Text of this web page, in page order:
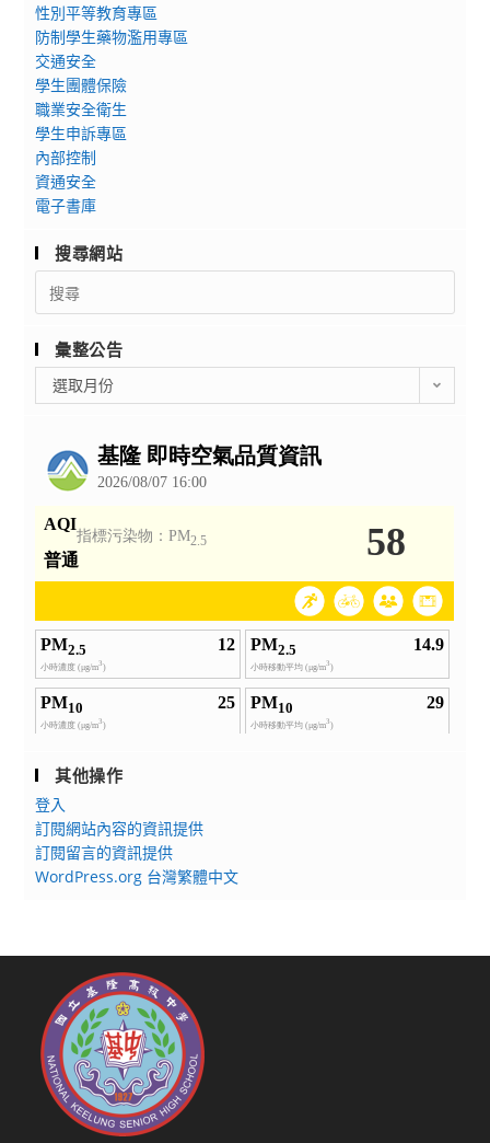
性別平等教育專區
防制學生藥物濫用專區
交通安全
學生團體保險
職業安全衛生
學生申訴專區
內部控制
資通安全
電子書庫
搜尋網站
Search
for:
彙整公告
整
選取月份
其他操作
登入
訂閱網站內容的資訊提供
訂閱留言的資訊提供
WordPress.org 台灣繁體中文